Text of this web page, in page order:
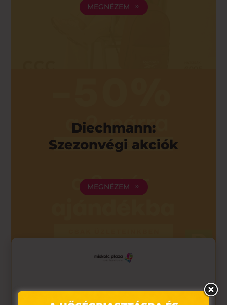
MEGNÉZEM
Diechmann:
Szezonvégi akciók
MEGNÉZEM
Ez az oldal sütiket használ